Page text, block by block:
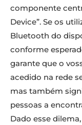
componente
Device”. Se os
Bluetooth do
conforme
garante que o
acedido na rede
mas também
pessoas a
Dado esse